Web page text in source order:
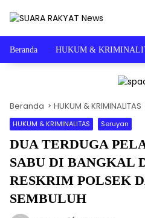
Beranda HUKUM &
Beranda HUKUM & KRIMINALITAS
HUKUM & KRIMINALITAS Seruyan
DUA TERDUGA
SABU DI BANGKAL
RESKRIM POLSEK
SEMBULUH